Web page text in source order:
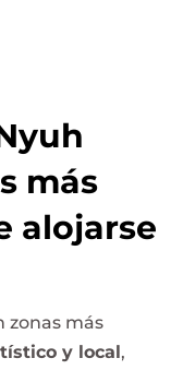
más
alojarse
zonas más
y local ,